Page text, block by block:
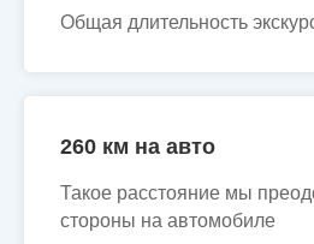
Общая длительность
260 км на авто
Такое расстояние мы
стороны на автомобиле